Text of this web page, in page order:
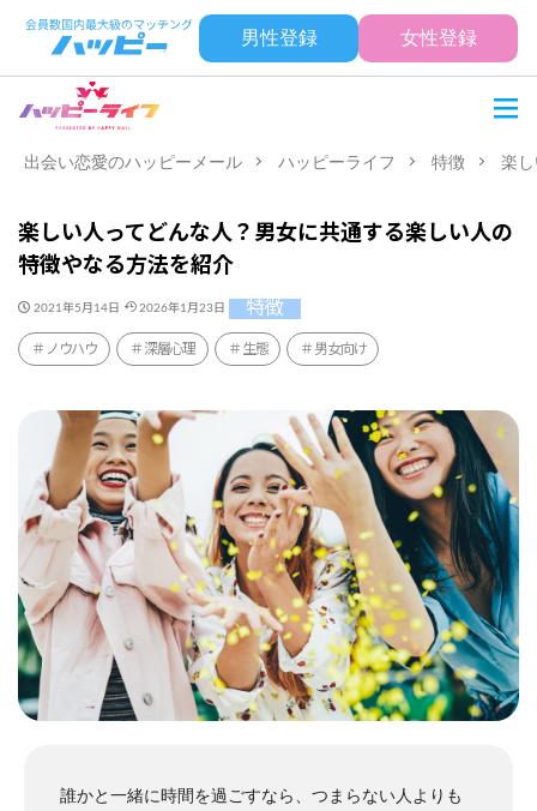
男性登録 女性登録
出会い恋愛のハッピーメール ハッピーライフ 特徴 楽
楽しい人ってどんな人？男女に共通する楽しい人の
特徴やなる方法を紹介
2021年5月14日 2026年1月23日 特徴
ノウハウ 深層心理 生態 男女向け
誰かと一緒に時間を過ごすなら、つまらない人よりも